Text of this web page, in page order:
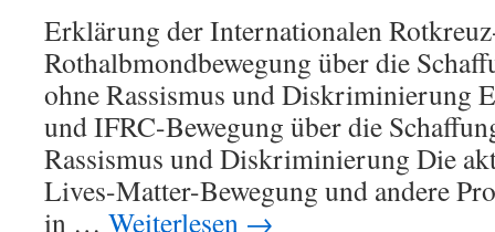
Erklärung der Internationalen
Rothalbmondbewegung über die
ohne Rassismus und Diskriminierung
und IFRC-Bewegung über die
Rassismus und Diskriminierung Die
Lives-Matter-Bewegung und andere
in … Weiterlesen →